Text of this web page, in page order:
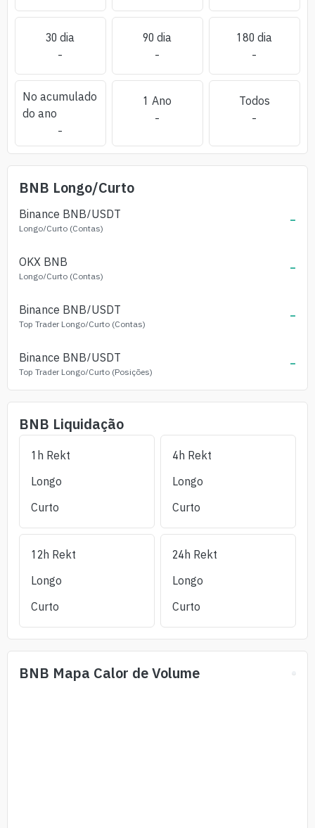
30 dia
-
90 dia
-
180 dia
-
No acumulado
do ano
-
1 Ano
-
Todos
-
BNB Longo/Curto
Binance BNB/USDT
Longo/Curto (Contas) -
OKX BNB
Longo/Curto (Contas) -
Binance BNB/USDT
Top Trader Longo/Curto (Contas) -
Binance BNB/USDT
Top Trader Longo/Curto (Posições) -
BNB Liquidação
1h Rekt
Longo
Curto
4h Rekt
Longo
Curto
12h Rekt
Longo
Curto
24h Rekt
Longo
Curto
BNB Mapa Calor de Volume